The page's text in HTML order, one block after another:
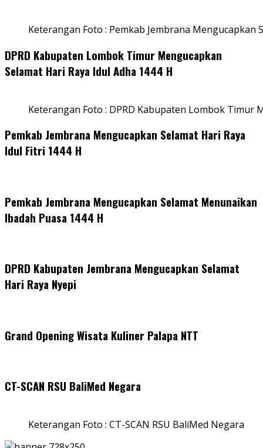
Keterangan Foto : Pemkab Jembrana Mengucapkan
DPRD Kabupaten Lombok Timur Mengucapkan
Selamat Hari Raya Idul Adha 1444 H
Keterangan Foto : DPRD Kabupaten Lombok Timur
Pemkab Jembrana Mengucapkan Selamat Hari Raya
Idul Fitri 1444 H
Pemkab Jembrana Mengucapkan Selamat Menunaikan
Ibadah Puasa 1444 H
DPRD Kabupaten Jembrana Mengucapkan Selamat
Hari Raya Nyepi
Grand Opening Wisata Kuliner Palapa NTT
CT-SCAN RSU BaliMed Negara
Keterangan Foto : CT-SCAN RSU BaliMed Negara